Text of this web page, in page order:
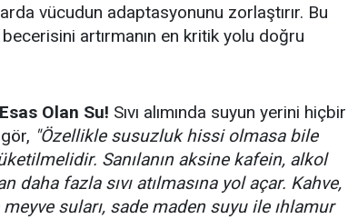
vücudun adaptasyonunu zorlaştırır. Bu
artırmanın en kritik yolu doğru
Olan Su! Sıvı alımında suyun yerini hiçbir
"Özellikle susuzluk hissi olmasa bile
Sanılanın aksine kafein, alkol
fazla sıvı atılmasına yol açar. Kahve,
suları, sade maden suyu ile ıhlamur